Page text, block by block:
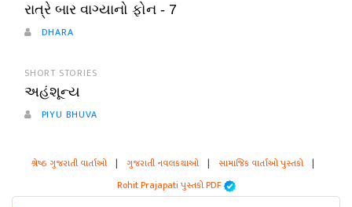
રાત્રે બાર વાગ્યાનો ફોન - 7
DHARA
SHORT STORIES
અહંશૂન્ય
PIYU BHUVA
શ્રેષ્ઠ ગુજરાતી વાર્તાઓ | ગુજરાતી નવલકથાઓ | સામાજિક વાર્તાઓ પુસ્તકો |
Rohit Prajapati પુસ્તકો PDF